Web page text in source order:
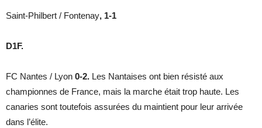
Saint-Philbert / Fontenay, 1-1
D1F.
FC Nantes / Lyon 0-2. Les Nantaises ont bien résisté aux
championnes de France, mais la marche était trop haute. Les
canaries sont toutefois assurées du maintient pour leur arrivée
dans l’élite.